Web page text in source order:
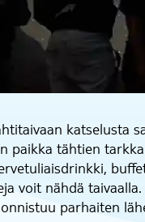
katselusta
paikka tähtien
voit nähdä taivaalla.
parhaiten